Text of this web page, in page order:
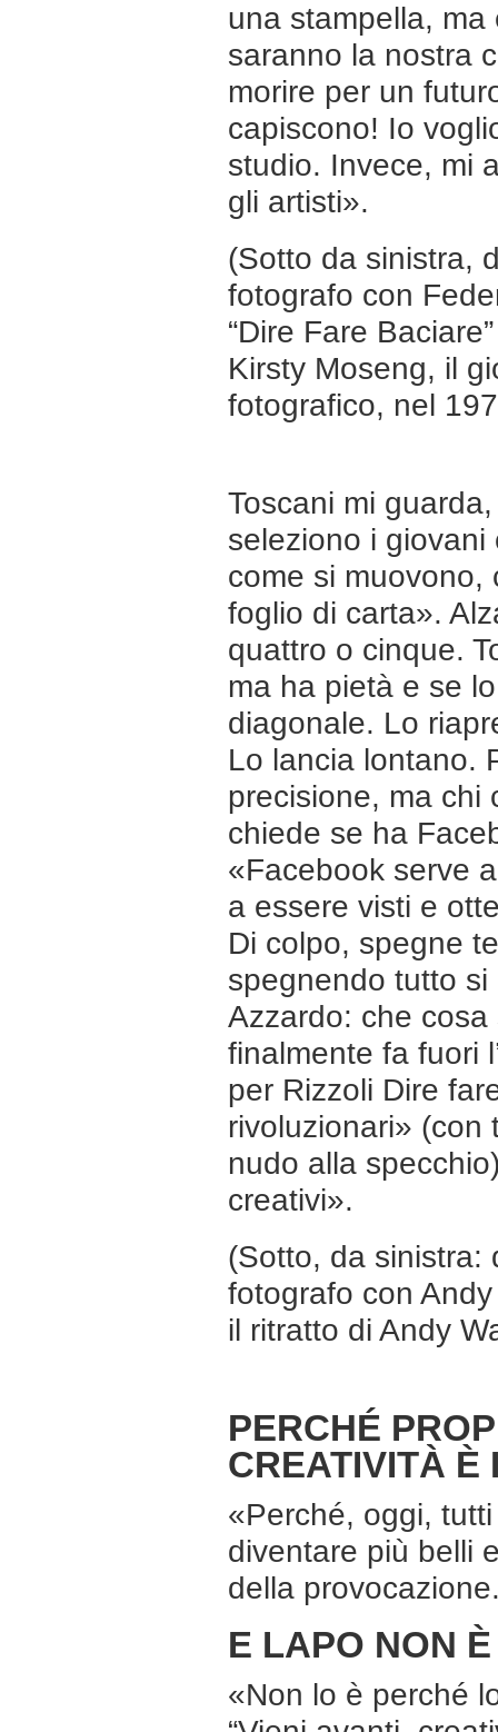
una stampella,
saranno la nostra
morire per un
capiscono! Io
studio. Invece, mi
gli artisti».
(Sotto da sinistra,
fotografo con
“Dire Fare
Kirsty Moseng, il
fotografico, nel
Toscani mi
seleziono i
come si muovono,
foglio di carta».
quattro o cinque.
ma ha pietà e se
diagonale. Lo
Lo lancia lontano.
precisione, ma chi
chiede se ha
«Facebook serve
a essere visti e
Di colpo, spegne
spegnendo tutto
Azzardo: che
finalmente fa fuori
per Rizzoli Dire
rivoluzionari» (con
nudo alla
creativi».
(Sotto, da sinistra:
fotografo con Andy
il ritratto di Andy
PERCHÉ
CREATIVITÀ È
«Perché, oggi,
diventare più belli
della
E LAPO NON
«Non lo è perché